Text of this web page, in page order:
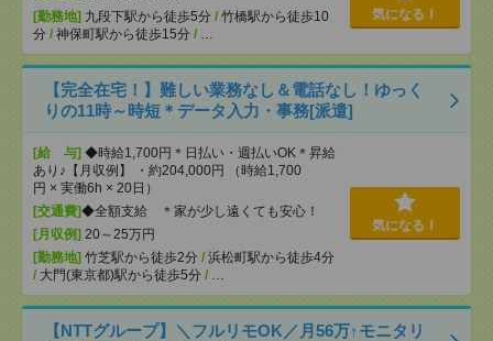
[勤務地] 九段下駅から徒歩5分 / 竹橋駅から徒歩10
分 / 神保町駅から徒歩15分 / …
気になる！
【完全在宅！】難しい業務なし＆電話なし！ゆっく
りの11時～時短＊データ入力・事務[派遣]
[給 与] ◆時給1,700円＊日払い・週払いOK＊昇給
あり♪【月収例】 ・約204,000円 （時給1,700
円 × 実働6h × 20日）
[交通費]◆全額支給 ＊家が少し遠くても安心！
[月収例] 20～25万円
[勤務地] 竹芝駅から徒歩2分 / 浜松町駅から徒歩4分
/ 大門(東京都)駅から徒歩5分 / …
気になる！
【NTTグループ】＼フルリモOK／月56万↑モニタリ